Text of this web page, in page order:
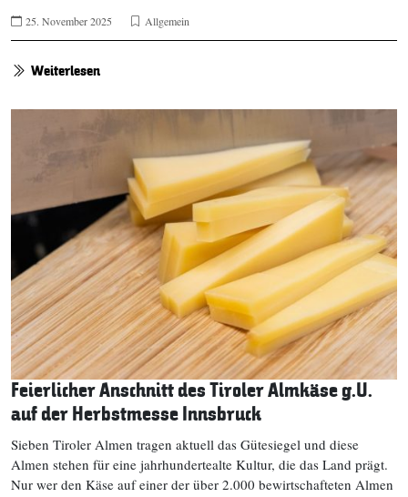
25. November 2025 Allgemein
Weiterlesen
Feierlicher Anschnitt des Tiroler Almkäse g.U.
auf der Herbstmesse Innsbruck
Sieben Tiroler Almen tragen aktuell das Gütesiegel und diese
Almen stehen für eine jahrhundertealte Kultur, die das Land prägt.
Nur wer den Käse auf einer der über 2.000 bewirtschafteten Almen